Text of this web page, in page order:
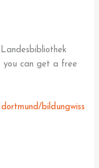
you can get a free
bildungwiss